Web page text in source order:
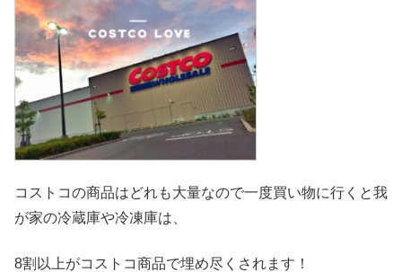
コストコの商品はどれも大量なので一度買い物に行くと我
が家の冷蔵庫や冷凍庫は、
8割以上がコストコ商品で埋め尽くされます！